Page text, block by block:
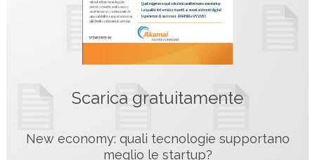
Scarica gratuitamente
New economy: quali tecnologie supportano
meglio le startup?